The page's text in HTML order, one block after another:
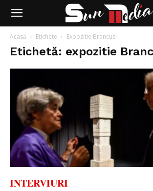
Acasă Etichete Expozitie Brancusi
Etichetă: expozitie
INTERVIURI